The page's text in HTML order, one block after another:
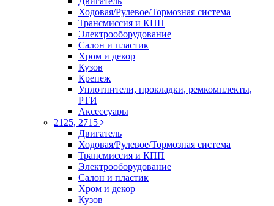
Ходовая/Рулевое/Тормозная система
Трансмиссия и КПП
Электрооборудование
Салон и пластик
Хром и декор
Кузов
Крепеж
Уплотнители, прокладки, ремкомплекты,
РТИ
Аксессуары
2125, 2715
Двигатель
Ходовая/Рулевое/Тормозная система
Трансмиссия и КПП
Электрооборудование
Салон и пластик
Хром и декор
Кузов